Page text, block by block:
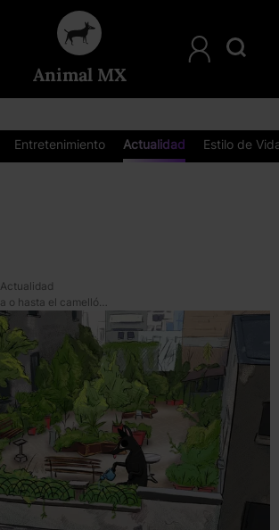
Animal MX
Entretenimiento Actualidad Estilo de
Actualidad
En el depa, la azotea o hasta el camellón: *cómo iniciar un huerto en casa desde cero*